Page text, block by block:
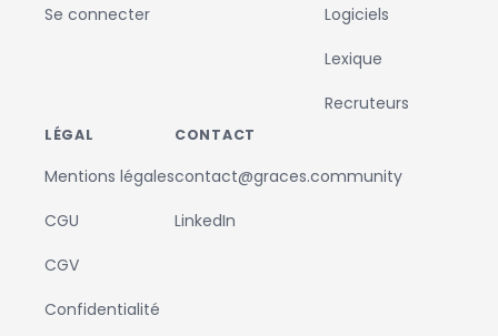
Se connecter
Logiciels
Lexique
Recruteurs
LÉGAL
Mentions légales
CGU
CGV
Confidentialité
CONTACT
contact@graces.community
LinkedIn